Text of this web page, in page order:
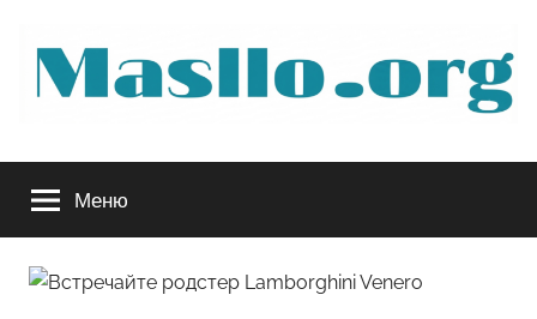
содержимому
Руководство
по
обслуживанию
Меню